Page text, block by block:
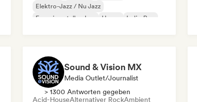
Elektro-Jazz / Nu Jazz
Experimenteller Jazz
House
Indie-Pop
Sound & Vision MX
Media Outlet/Journalist
> 1300 Antworten gegeben
Acid-HouseAlternativer RockAmbient